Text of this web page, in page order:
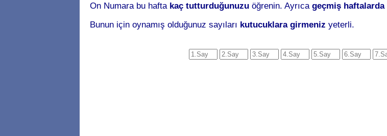
On Numara bu hafta kaç tutturduğunuzu öğrenin. Ayrıca geçmiş haftalarda
Bunun için oynamış olduğunuz sayıları kutucuklara girmeniz yeterli.